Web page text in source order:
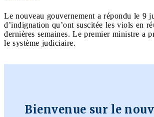
Le nouveau gouvernement a répondu le 9
d’indignation qu’ont suscitée les viols en
dernières semaines. Le premier ministre a
le système judiciaire.
Bienvenue sur le